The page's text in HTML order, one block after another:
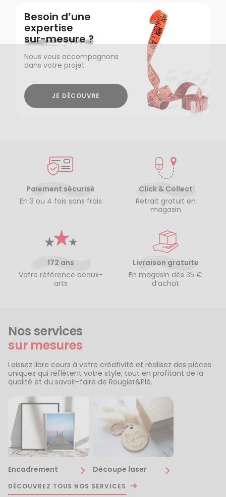
Besoin d’une
expertise
sur-mesure ?
Nous vous accompagnons
dans votre projet
JE DÉCOUVRE
Paiement sécurisé
En 3 ou 4 fois sans frais
Click & Collect
Retrait gratuit en
magasin
172 ans
Votre référence beaux-
arts
Livraison gratuite
En magasin dès 35 €
d’achat
Nos services
sur mesures
Laissez libre cours à votre créativité et réalisez des pièces
uniques qui reflètent votre style, tout en profitant de la
qualité et du savoir-faire de Rougier&Plé.
Encadrement Découpe laser
DÉCOUVREZ TOUS NOS SERVICES